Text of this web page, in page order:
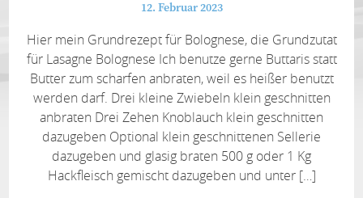
12. Februar 2023
Hier mein Grundrezept für Bolognese, die Grundzutat
für Lasagne Bolognese Ich benutze gerne Buttaris statt
Butter zum scharfen anbraten, weil es heißer benutzt
werden darf. Drei kleine Zwiebeln klein geschnitten
anbraten Drei Zehen Knoblauch klein geschnitten
dazugeben Optional klein geschnittenen Sellerie
dazugeben und glasig braten 500 g oder 1 Kg
Hackfleisch gemischt dazugeben und unter […]